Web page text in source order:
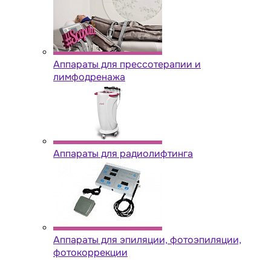
Аппараты для прессотерапии и
лимфодренажа
Аппараты для радиолифтинга
Аппараты для эпиляции, фотоэпиляции,
фотокоррекции